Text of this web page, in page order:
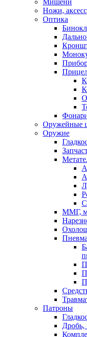
Мишени
Ножи,
Оптика
Оружейные
Оружие
ММГ,
Патроны
Дробь,